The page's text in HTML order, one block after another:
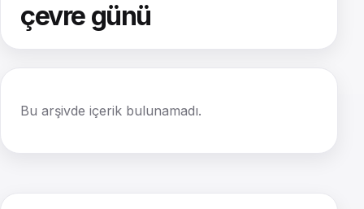
çevre günü
Bu arşivde içerik bulunamadı.